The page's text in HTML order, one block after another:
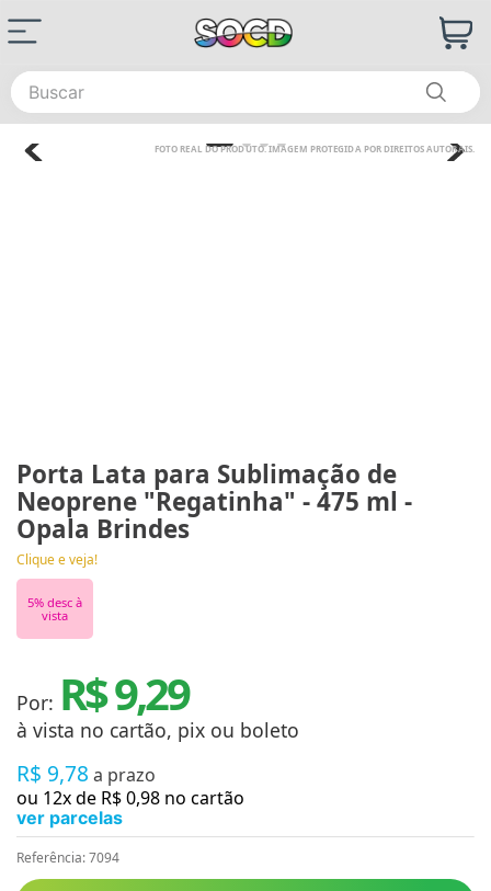
Buscar
Porta Lata para Sublimação de
Neoprene "Regatinha" - 475 ml -
Opala Brindes
Clique e veja!
5% desc à
vista
Por: R$ 9,29
à vista no cartão, pix ou boleto
R$ 9,78 a prazo
ou 12x de R$0,98 no cartão
ver parcelas
Referência:7094